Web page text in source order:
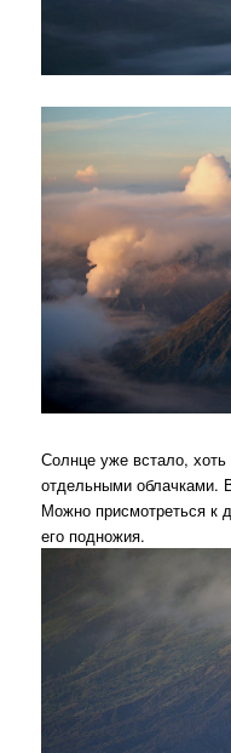
Солнце уже встало,
отдельными облачками.
Можно присмотреться к
его подножия.